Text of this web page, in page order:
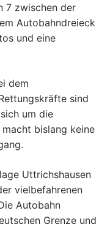
7 zwischen der
Autobahndreieck
und eine
dem
sind
um die
bislang keine
Uttrichshausen
vielbefahrenen
Autobahn
Grenze und